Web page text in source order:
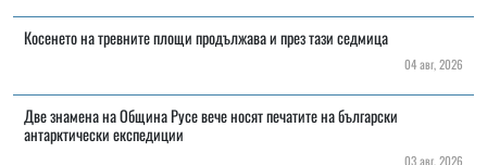
Косенето на тревните площи продължава и през тази седмица
04 авг, 2026
Две знамена на Община Русе вече носят печатите на български
антарктически експедиции
03 авг, 2026